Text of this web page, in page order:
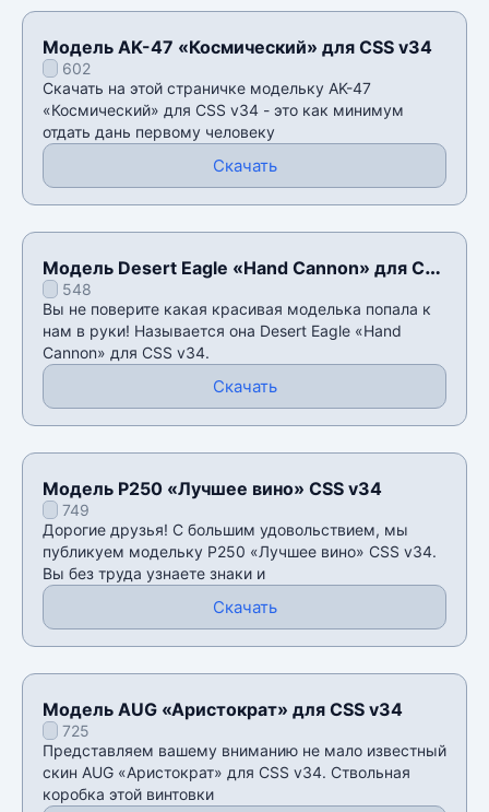
Модель AK-47 «Космический» для CSS v34
602
Скачать на этой страничке модельку AK-47
«Космический» для CSS v34 - это как минимум
отдать дань первому человеку
Скачать
Модель Desert Eagle «Hand Cannon» для CSS
v34548
Вы не поверите какая красивая моделька попала к
нам в руки! Называется она Desert Eagle «Hand
Cannon» для CSS v34.
Скачать
Модель P250 «Лучшее вино» CSS v34
749
Дорогие друзья! С большим удовольствием, мы
публикуем модельку P250 «Лучшее вино» CSS v34.
Вы без труда узнаете знаки и
Скачать
Модель AUG «Аристократ» для CSS v34
725
Представляем вашему вниманию не мало известный
скин AUG «Аристократ» для CSS v34. Ствольная
коробка этой винтовки